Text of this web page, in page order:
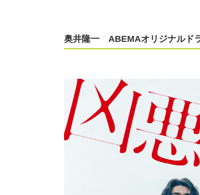
奥井隆一 ABEMAオリジナルド